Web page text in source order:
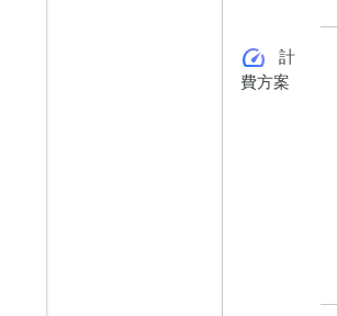
speed
計
費方案